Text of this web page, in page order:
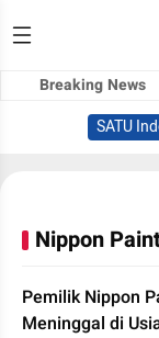
Breaking News
SATU
Nippon
Pemilik Nippon
Meninggal di